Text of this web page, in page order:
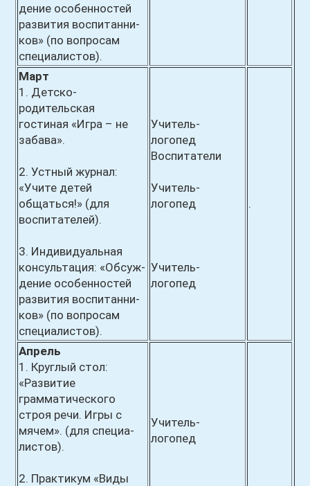
дение особенностей
развития воспитанни-
ков» (по вопросам
специалистов).
Март
1. Детско-
родительская
гостиная «Игра – не
забава».
2. Устный журнал:
«Учите детей
общаться!» (для
воспитателей).
3. Индивидуальная
консультация: «Обсуж-
дение особенностей
развития воспитанни-
ков» (по вопросам
специалистов).
Учитель-
логопед
Воспитатели
Учитель-
логопед
Учитель-
логопед
.
Апрель
1. Круглый стол:
«Развитие
грамматического
строя речи. Игры с
мячем». (для специа-
листов).
2. Практикум «Виды
Учитель-
логопед